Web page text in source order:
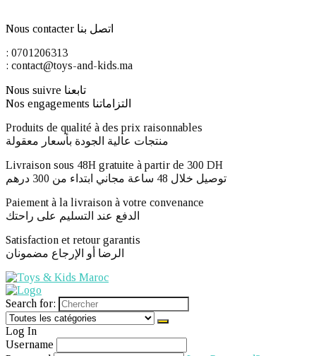
Nous contacter اتصل بنا
: 0701206313
: contact@toys-and-kids.ma
Nous suivre تابعنا
Nos engagements التزاماتنا
Produits de qualité à des prix raisonnables
منتجات عالية الجودة بأسعار معقولة
Livraison sous 48H gratuite à partir de 300 DH ​
توصيل خلال 48 ساعة مجاني ابتداء من 300 درهم
Paiement à la livraison à votre convenance
الدفع عند التسليم على راحتك
Satisfaction et retour garantis
الرضا أو الإرجاع مضمونان
Search for:
Log In
Username